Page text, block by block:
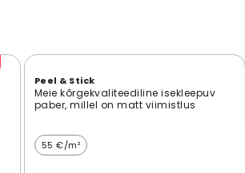
Peel & Stick
Meie kõrgekvaliteediline isekleepuv
paber, millel on matt viimistlus
55 €/m²